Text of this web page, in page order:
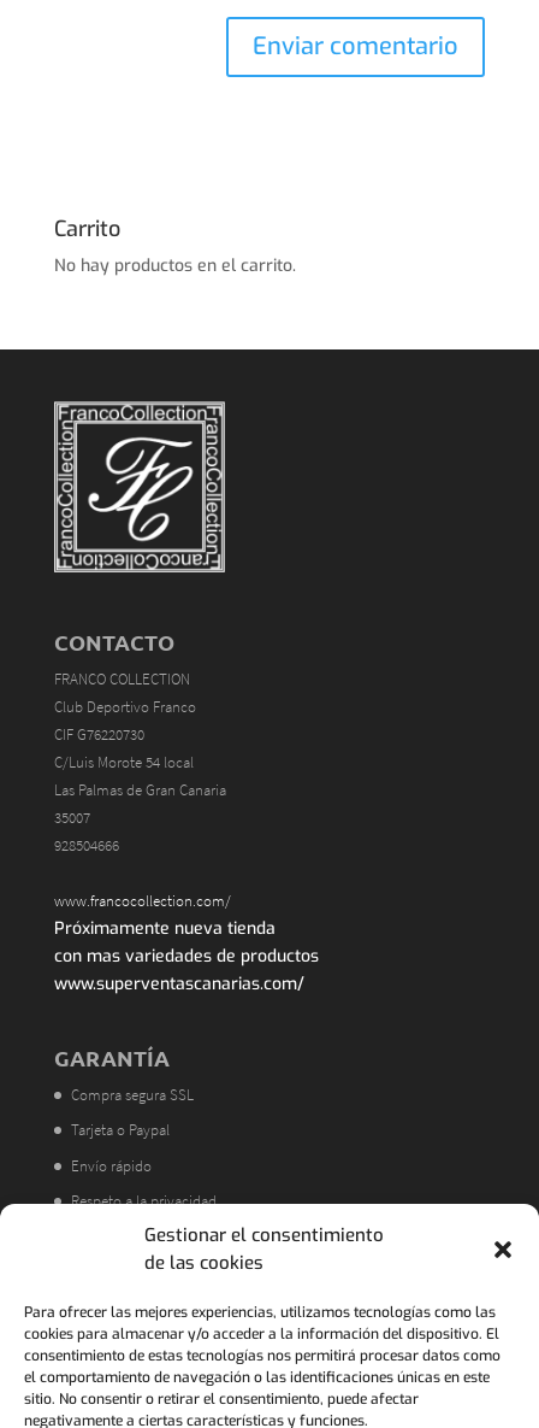
Gestionar el consentimiento
de las cookies
Para ofrecer las mejores experiencias, utilizamos tecnologías como las
cookies para almacenar y/o acceder a la información del dispositivo. El
consentimiento de estas tecnologías nos permitirá procesar datos como
el comportamiento de navegación o las identificaciones únicas en este
sitio. No consentir o retirar el consentimiento, puede afectar
negativamente a ciertas características y funciones.
Carrito
No hay productos en el carrito.
CONTACTO
FRANCO COLLECTION
Club Deportivo Franco
CIF G76220730
C/Luis Morote 54 local
Las Palmas de Gran Canaria
35007
928504666
www.francocollection.com/
Próximamente nueva tienda
con mas variedades de productos
www.superventascanarias.com/
GARANTÍA
Compra segura SSL
Tarjeta o Paypal
Envío rápido
Respeto a la privacidad
Atención al cliente
Acorde a la LOPD
Política de Devoluciones